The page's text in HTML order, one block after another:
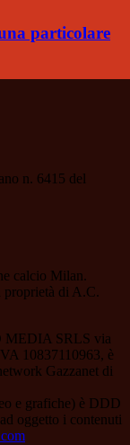
particolare
n. 6415 del
calcio Milan.
di A.C.
MEDIA SRLS via
10837110963, è
Gazzanet di
e grafiche) è DDD
oggetto i contenuti